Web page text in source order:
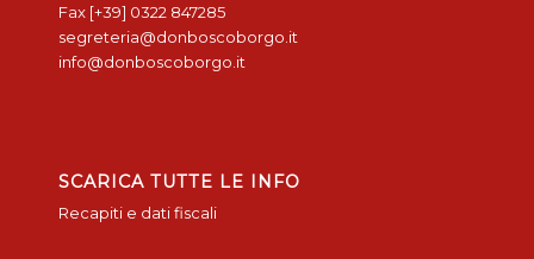
Fax [+39] 0322 847285
segreteria@donboscoborgo.it
info@donboscoborgo.it
SCARICA TUTTE LE INFO
Recapiti e dati fiscali